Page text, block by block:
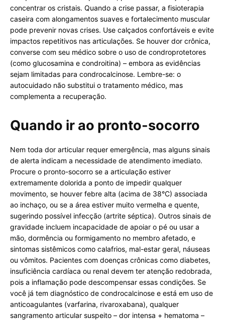
concentrar os cristais. Quando a crise passar, a fisioterapia
caseira com alongamentos suaves e fortalecimento muscular
pode prevenir novas crises. Use calçados confortáveis e evite
impactos repetitivos nas articulações. Se houver dor crônica,
converse com seu médico sobre o uso de condroprotetores
(como glucosamina e condroitina) – embora as evidências
sejam limitadas para condrocalcinose. Lembre-se: o
autocuidado não substitui o tratamento médico, mas
complementa a recuperação.
Quando ir ao pronto-socorro
Nem toda dor articular requer emergência, mas alguns sinais
de alerta indicam a necessidade de atendimento imediato.
Procure o pronto-socorro se a articulação estiver
extremamente dolorida a ponto de impedir qualquer
movimento, se houver febre alta (acima de 38°C) associada
ao inchaço, ou se a área estiver muito vermelha e quente,
sugerindo possível infecção (artrite séptica). Outros sinais de
gravidade incluem incapacidade de apoiar o pé ou usar a
mão, dormência ou formigamento no membro afetado, e
sintomas sistêmicos como calafrios, mal-estar geral, náuseas
ou vômitos. Pacientes com doenças crônicas como diabetes,
insuficiência cardíaca ou renal devem ter atenção redobrada,
pois a inflamação pode descompensar essas condições. Se
você já tem diagnóstico de condrocalcinose e está em uso de
anticoagulantes (varfarina, rivaroxabana), qualquer
sangramento articular suspeito – dor intensa + hematoma –